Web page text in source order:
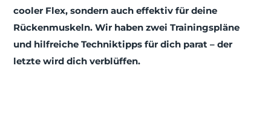
cooler Flex, sondern auch effektiv für deine
Rückenmuskeln. Wir haben zwei Trainingspläne
und hilfreiche Techniktipps für dich parat – der
letzte wird dich verblüffen.